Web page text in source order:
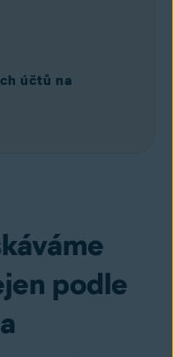
účtů na
podle